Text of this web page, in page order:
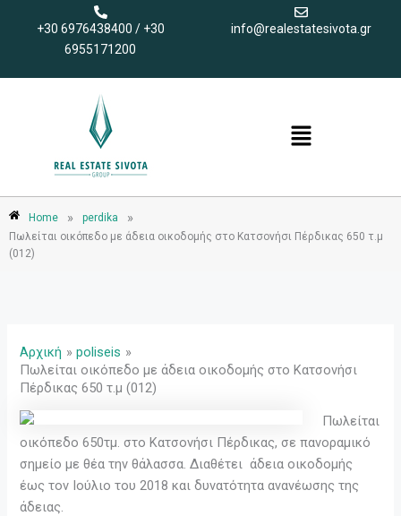
περιεχόμενο
+30 6976438400 / +30
6955171200
info@realestatesivota.gr
Menu
Home » perdika »
Πωλείται οικόπεδο με άδεια οικοδομής στο Κατσονήσι Πέρδικας 650 τ.μ
(012)
Αρχική
poliseis
Πωλείται οικόπεδο με άδεια οικοδομής στο Κατσονήσι
Πέρδικας 650 τ.μ (012)
Πωλείται
οικόπεδο 650τμ. στο Κατσονήσι Πέρδικας, σε πανοραμικό
σημείο με θέα την θάλασσα. Διαθέτει άδεια οικοδομής
έως τον Ιούλιο του 2018 και δυνατότητα ανανέωσης της
άδειας.